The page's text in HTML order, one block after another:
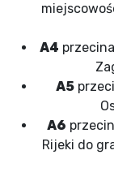
A4
A5
A6
Rijeki do